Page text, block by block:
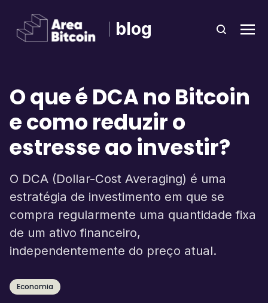
blog
O que é DCA no Bitcoin
e como reduzir o
estresse ao investir?
O DCA (Dollar-Cost Averaging) é uma
estratégia de investimento em que se
compra regularmente uma quantidade fixa
de um ativo financeiro,
independentemente do preço atual.
Economia